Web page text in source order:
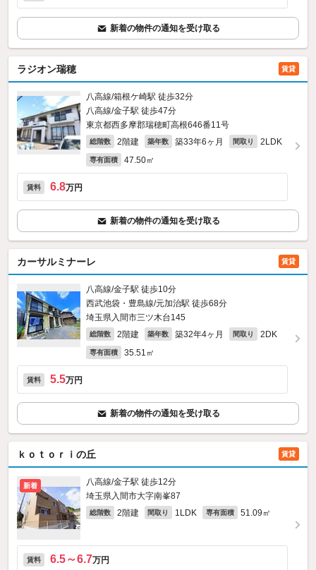
新着の物件の通知を受け取る
ラジオン瑞穂 賃貸
八高線/箱根ケ崎駅 徒歩32分
八高線/金子駅 徒歩47分
東京都西多摩郡瑞穂町高根646番11号
総階数 2階建 築年数 築33年6ヶ月 間取り 2LDK
専有面積 47.50㎡
賃料 6.8万円
新着の物件の通知を受け取る
カーサルミナーレ 賃貸
八高線/金子駅 徒歩10分
西武池袋・豊島線/元加治駅 徒歩68分
埼玉県入間市三ツ木台145
総階数 2階建 築年数 築32年4ヶ月 間取り 2DK
専有面積 35.51㎡
賃料 5.5万円
新着の物件の通知を受け取る
ｋｏｔｏｒｉの丘 賃貸
新着
八高線/金子駅 徒歩12分
埼玉県入間市大字南峯87
総階数 2階建 間取り 1LDK 専有面積 51.09㎡
賃料 6.5～6.7万円